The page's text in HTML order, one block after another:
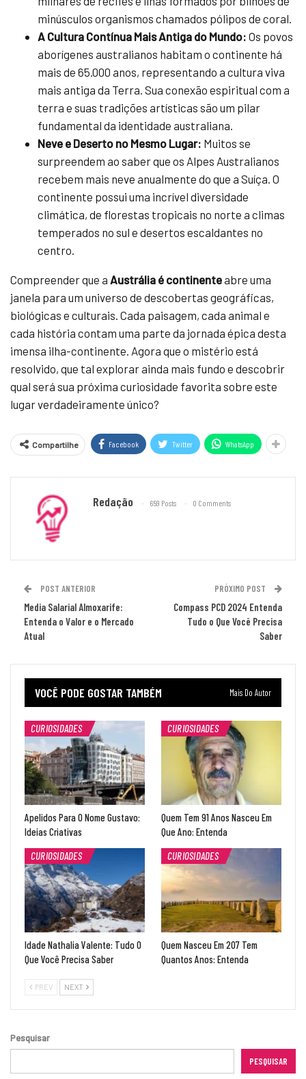
minúsculos organismos chamados pólipos de coral.
A Cultura Contínua Mais Antiga do Mundo: Os povos
aborígenes australianos habitam o continente há
mais de 65.000 anos, representando a cultura viva
mais antiga da Terra. Sua conexão espiritual com a
terra e suas tradições artísticas são um pilar
fundamental da identidade australiana.
Neve e Deserto no Mesmo Lugar: Muitos se
surpreendem ao saber que os Alpes Australianos
recebem mais neve anualmente do que a Suíça. O
continente possui uma incrível diversidade
climática, de florestas tropicais no norte a climas
temperados no sul e desertos escaldantes no
centro.
Compreender que a Austrália é continenteabre uma
janela para um universo de descobertas geográficas,
biológicas e culturais. Cada paisagem, cada animal e
cada história contam uma parte da jornada épica desta
imensa ilha-continente. Agora que o mistério está
resolvido, que tal explorar ainda mais fundo e descobrir
qual será sua próxima curiosidade favorita sobre este
lugar verdadeiramente único?
Compartilhe Facebook Twitter WhatsApp
Redação 659 Posts 0 Comments
POST ANTERIOR
Media Salarial Almoxarife:
Entenda o Valor e o Mercado
Atual
PRÓXIMO POST
Compass PCD 2024 Entenda
Tudo o Que Você Precisa
Saber
VOCÊ PODE GOSTAR TAMBÉM Mais Do Autor
CURIOSIDADES
Apelidos Para O Nome Gustavo:
Ideias Criativas
CURIOSIDADES
Quem Tem 91 Anos Nasceu Em
Que Ano: Entenda
CURIOSIDADES
Idade Nathalia Valente: Tudo O
Que Você Precisa Saber
CURIOSIDADES
Quem Nasceu Em 207 Tem
Quantos Anos: Entenda
PREV NEXT
Pesquisar
PESQUISAR